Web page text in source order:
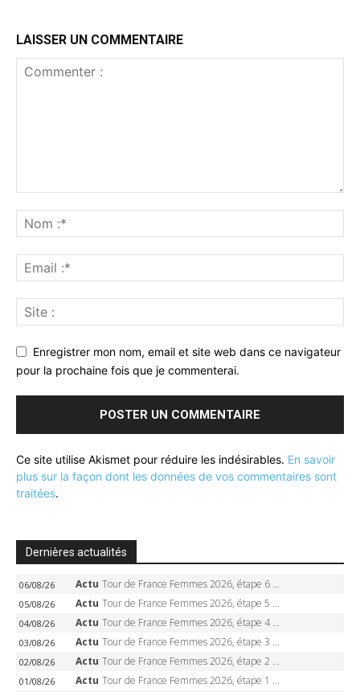
LAISSER UN COMMENTAIRE
Enregistrer mon nom, email et site web dans ce navigateur
pour la prochaine fois que je commenterai.
Ce site utilise Akismet pour réduire les indésirables. En savoir
plus sur la façon dont les données de vos commentaires sont
traitées.
Dernières actualités
06/08/26 Actu Tour de France Femmes 2026, étape 6 – Kim Le Court-Pienaar gagne à Tournon, Reusser en jaune
05/08/26 Actu Tour de France Femmes 2026, étape 5 – Demi Vollering gagne à Belleville, Reusser en jaune, Ferrand-Prévot coule
04/08/26 Actu Tour de France Femmes 2026, étape 4 – Marlen Reusser écrase le chrono, Ferrand-Prévot en crise
03/08/26 Actu Tour de France Femmes 2026, étape 3 – Sigrid Haugset en solitaire, 88 km d’échappée, maillot jaune
02/08/26 Actu Tour de France Femmes 2026, étape 2 – Lorena Wiebes doublé à Genève, Markus héroïque, 7e record
01/08/26 Actu Tour de France Femmes 2026, étape 1 – Lorena Wiebes intouchable à Lausanne, premier maillot jaune